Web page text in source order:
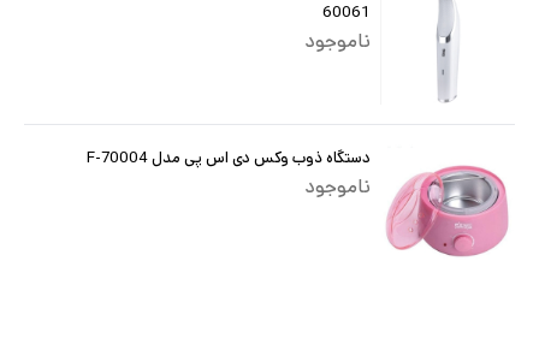
60061
ناموجود
دستگاه ذوب وکس دی اس پی مدل F-70004
ناموجود